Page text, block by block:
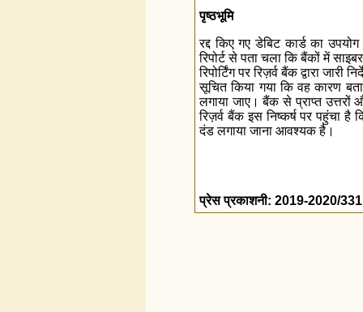
पृष्ठभूमि
रद्द किए गए डेबिट कार्ड का
रिपोर्ट से पता चला कि बैंकों में
रिपोर्टिंग पर रिज़र्व बैंक द्वारा
सूचित किया गया कि वह कारण
लगाया जाए। बैंक से प्राप्त उत्तरों
रिज़र्व बैंक इस निष्कर्ष पर पहुंचा
दंड लगाया जाना आवश्यक है।
प्रेस प्रकाशनी: 2019-2020/331